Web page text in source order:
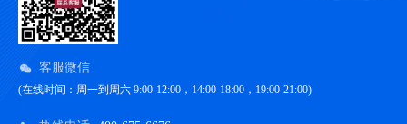
客服微信
(在线时间：周一到周六 9:00-12:00，14:00-18:00，19:00-21:00)